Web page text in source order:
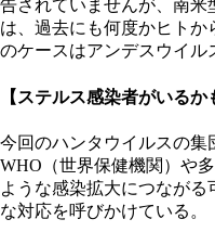
告されていませんが、南
は、過去にも何度かヒトか
のケースはアンデスウイル
【ステルス感染者がいるか
今回のハンタウイルスの集
WHO（世界保健機関）や
ような感染拡大につなが
な対応を呼びかけている。